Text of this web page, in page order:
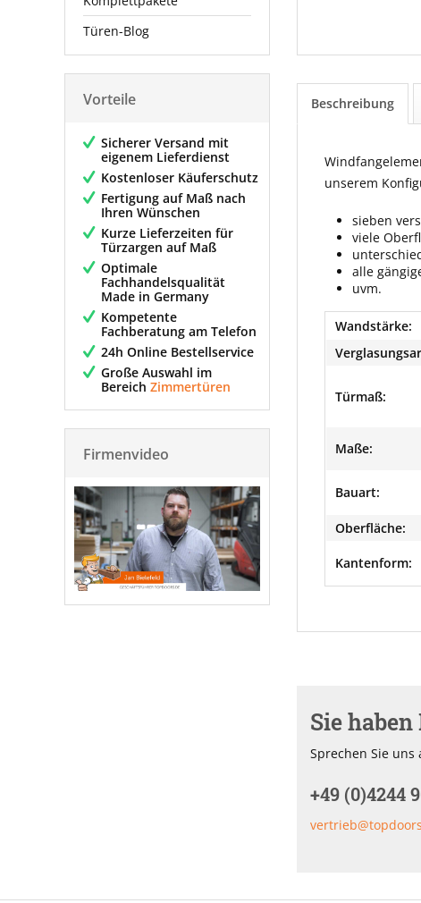
Türen-Blog
Vorteile
Sicherer Versand mit
eigenem Lieferdienst
Kostenloser Käuferschutz
Fertigung auf Maß nach
Ihren Wünschen
Kurze Lieferzeiten für
Türzargen auf Maß
Optimale
Fachhandelsqualität
Made in Germany
Kompetente
Fachberatung am Telefon
24h Online Bestellservice
Große Auswahl im
Bereich Zimmertüren
Firmenvideo
Beschreibung
unserem
sieben
viele
alle
uvm.
Wandstärke:
Türmaß:
Maße:
Bauart:
Oberfläche:
Kantenform:
Sie
Sprechen Sie uns
+49 (0)4244